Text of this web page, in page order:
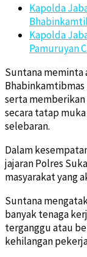
Kapolda
Kapolda
Pamuruyan
Suntana meminta
serta
secara tatap
selebaran.
Dalam
jajaran Polres
masyarakat yang
Suntana
banyak tenaga
terganggu atau
kehilangan